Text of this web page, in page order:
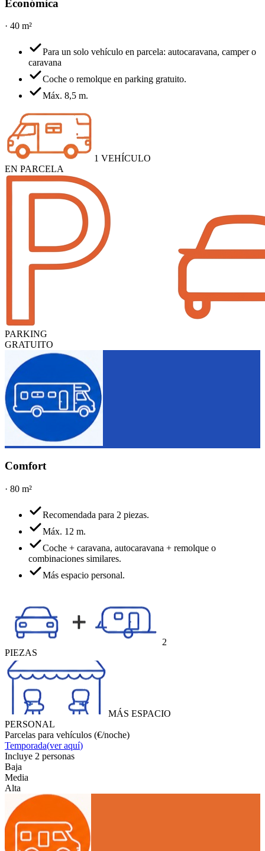
Económica
· 40 m²
Para un solo vehículo en parcela: autocaravana, camper o
caravana
Coche o remolque en parking gratuito.
Máx. 8,5 m.
1 VEHÍCULO
EN PARCELA
PARKING
GRATUITO
Comfort
· 80 m²
Recomendada para 2 piezas.
Máx. 12 m.
Coche + caravana, autocaravana + remolque o
combinaciones similares.
Más espacio personal.
2
PIEZAS
MÁS ESPACIO
PERSONAL
Parcelas para vehículos (€/noche)
Temporada(ver aquí)
Incluye 2 personas
Baja
Media
Alta